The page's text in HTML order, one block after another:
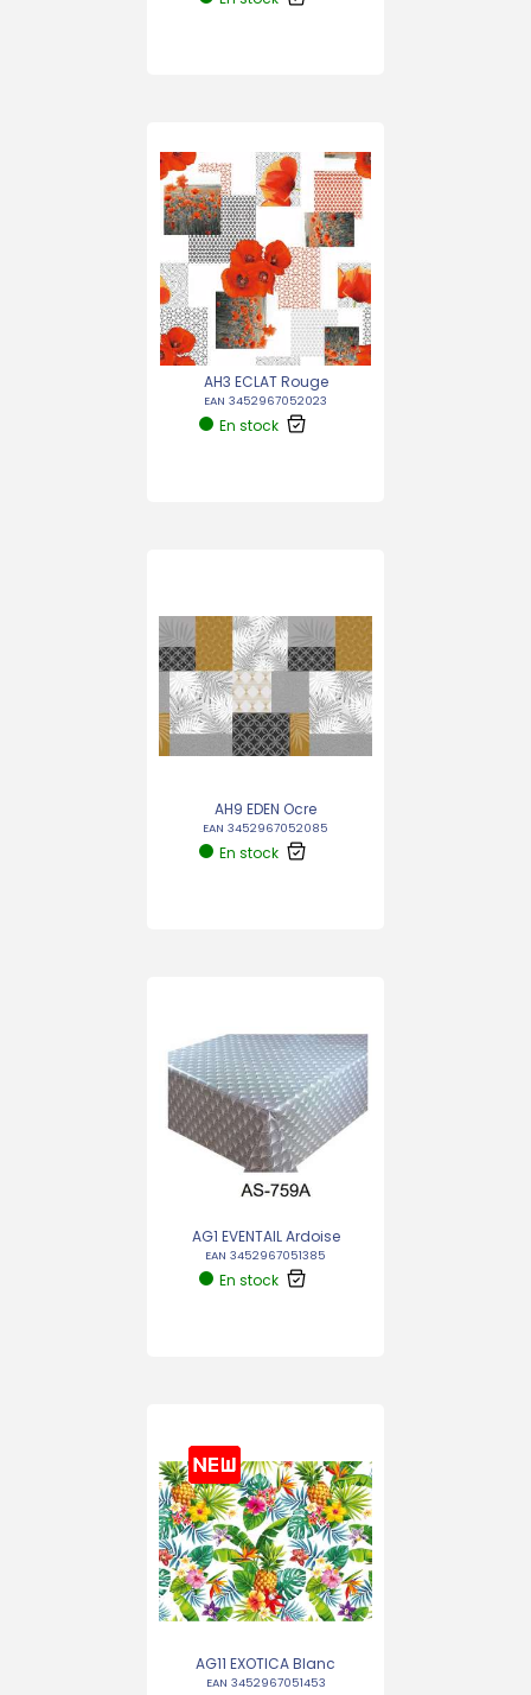
AH3 ECLAT Rouge
EAN 3452967052023
En stock
AH9 EDEN Ocre
EAN 3452967052085
En stock
AG1 EVENTAIL Ardoise
EAN 3452967051385
En stock
AG11 EXOTICA Blanc
EAN 3452967051453